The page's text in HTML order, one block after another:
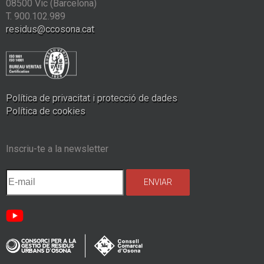
08500 Vic (Barcelona)
T. 900.102.989
residus@ccosona.cat
Política de privacitat i protecció de dades
Política de cookies
Inscriu-te a la newsletter